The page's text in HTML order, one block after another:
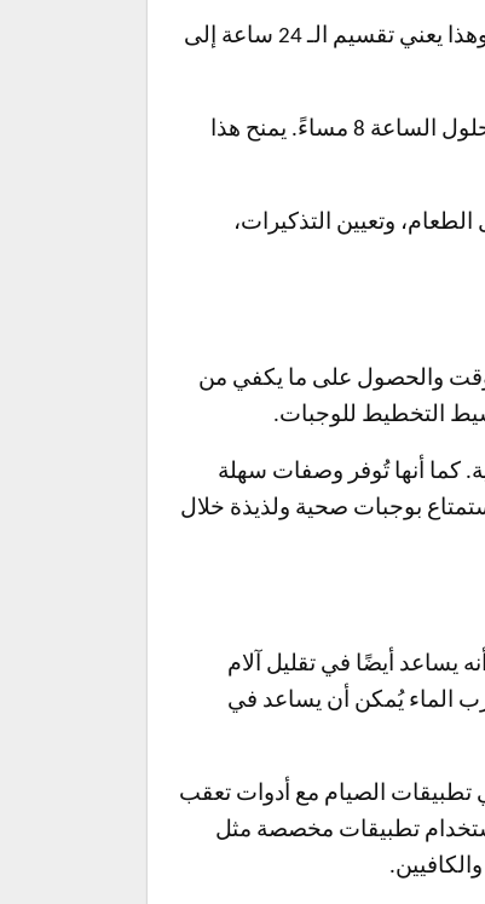
بالنسبة للمُبتدئين الذين يبدأون بالصيام المتقطع (IF)، فإنَّ إحدى أبسط الطرق وأكثرها شيوعًا هي نهج 16/8. وهذا يعني تقسيم الـ 24 ساعة إلى
، وتناول وجبتك الأولى عند الظهر، والانتهاء من تناول العشاء بحلول الساعة 8 مساءً. يمنح هذا
وتعيين التذكيرات،
والحصول على ما يكفي من
التخطيط للوجبات.
كما أنها تُوفر وصفات سهلة
بوجبات صحية ولذيذة خلال
يساعد أيضًا في تقليل آلام
الماء يُمكن أن يساعد في
تطبيقات الصيام مع أدوات تعقب
استخدام تطبيقات مخصصة مثل